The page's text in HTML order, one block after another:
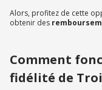
Alors, profitez de cette
obtenir des
Comment
fidélité de